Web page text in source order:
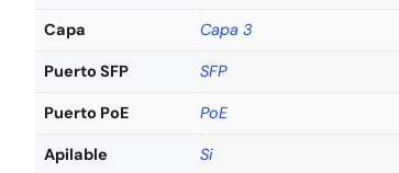
Capa Capa 3
Puerto SFP SFP
Puerto PoE PoE
Apilable Si